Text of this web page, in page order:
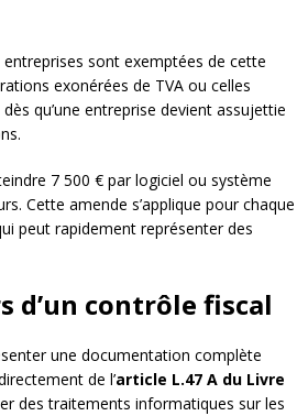
entreprises sont exemptées de cette
exonérées de TVA ou celles
qu’une entreprise devient assujettie
7 500 € par logiciel ou système
Cette amende s’applique pour chaque
peut rapidement représenter des
d’un contrôle fiscal
une documentation complète
de l’article L.47 A du Livre
des traitements informatiques sur les